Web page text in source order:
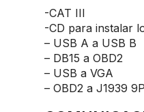
-CAT III
-CD para instalar
– USB A a USB B
– DB15 a OBD2
– USB a VGA
– OBD2 a J1939 9P